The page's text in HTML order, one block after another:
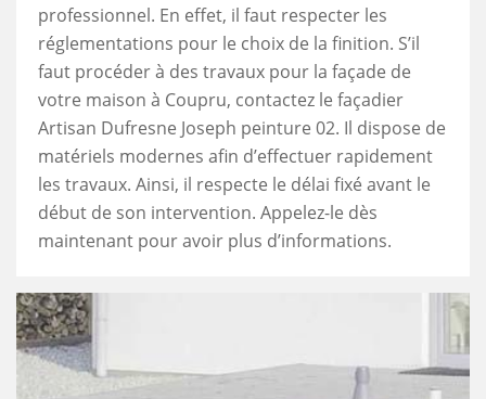
professionnel. En effet, il faut respecter les
réglementations pour le choix de la finition. S’il
faut procéder à des travaux pour la façade de
votre maison à Coupru, contactez le façadier
Artisan Dufresne Joseph peinture 02. Il dispose de
matériels modernes afin d’effectuer rapidement
les travaux. Ainsi, il respecte le délai fixé avant le
début de son intervention. Appelez-le dès
maintenant pour avoir plus d’informations.